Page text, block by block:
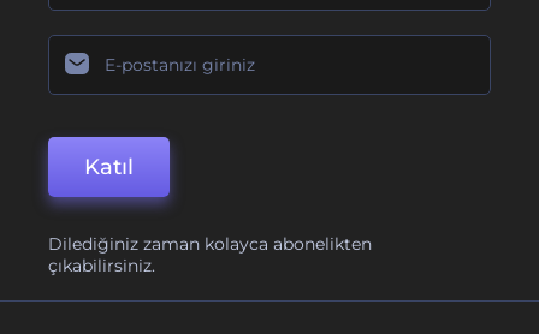
Katıl
Dilediğiniz zaman kolayca abonelikten
çıkabilirsiniz.